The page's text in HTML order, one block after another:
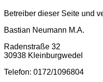
Betreiber dieser Seite und
Bastian Neumann M.A.
Radenstraße 32
30938 Kleinburgwedel
Telefon: 0172/1096804